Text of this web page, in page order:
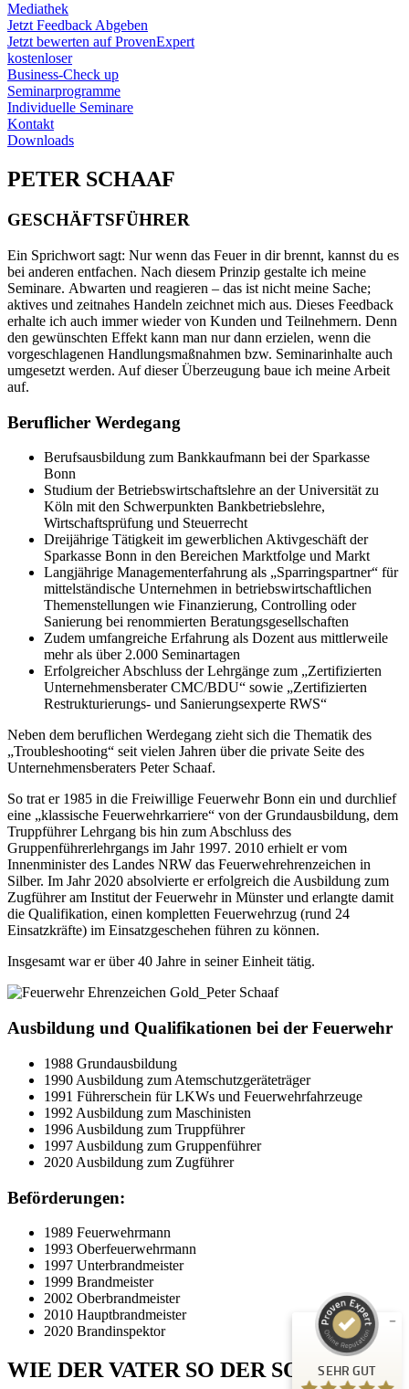
Mediathek
Jetzt Feedback Abgeben
Jetzt bewerten auf ProvenExpert
kostenloser
Business-Check up
Seminarprogramme
Individuelle Seminare
Kontakt
Downloads
PETER SCHAAF
GESCHÄFTSFÜHRER
Ein Sprichwort sagt: Nur wenn das Feuer in dir brennt, kannst du es
bei anderen entfachen. Nach diesem Prinzip gestalte ich meine
Seminare. Abwarten und reagieren – das ist nicht meine Sache;
aktives und zeitnahes Handeln zeichnet mich aus. Dieses Feedback
erhalte ich auch immer wieder von Kunden und Teilnehmern. Denn
den gewünschten Effekt kann man nur dann erzielen, wenn die
vorgeschlagenen Handlungsmaßnahmen bzw. Seminarinhalte auch
umgesetzt werden. Auf dieser Überzeugung baue ich meine Arbeit
auf.
Beruflicher Werdegang
Berufsausbildung zum Bankkaufmann bei der Sparkasse
Bonn
Studium der Betriebswirtschaftslehre an der Universität zu
Köln mit den Schwerpunkten Bankbetriebslehre,
Wirtschaftsprüfung und Steuerrecht
Dreijährige Tätigkeit im gewerblichen Aktivgeschäft der
Sparkasse Bonn in den Bereichen Marktfolge und Markt
Langjährige Managementerfahrung als „Sparringspartner“ für
mittelständische Unternehmen in betriebswirtschaftlichen
Themenstellungen wie Finanzierung, Controlling oder
Sanierung bei renommierten Beratungsgesellschaften
Zudem umfangreiche Erfahrung als Dozent aus mittlerweile
mehr als über 2.000 Seminartagen
Erfolgreicher Abschluss der Lehrgänge zum „Zertifizierten
Unternehmensberater CMC/BDU“ sowie „Zertifizierten
Restrukturierungs- und Sanierungsexperte RWS“
Neben dem beruflichen Werdegang zieht sich die Thematik des
„Troubleshooting“ seit vielen Jahren über die private Seite des
Unternehmensberaters Peter Schaaf.
So trat er 1985 in die Freiwillige Feuerwehr Bonn ein und durchlief
eine „klassische Feuerwehrkarriere“ von der Grundausbildung, dem
Truppführer Lehrgang bis hin zum Abschluss des
Gruppenführerlehrgangs im Jahr 1997. 2010 erhielt er vom
Innenminister des Landes NRW das Feuerwehrehrenzeichen in
Silber. Im Jahr 2020 absolvierte er erfolgreich die Ausbildung zum
Zugführer am Institut der Feuerwehr in Münster und erlangte damit
die Qualifikation, einen kompletten Feuerwehrzug (rund 24
Einsatzkräfte) im Einsatzgeschehen führen zu können.
Insgesamt war er über 40 Jahre in seiner Einheit tätig.
Ausbildung und Qualifikationen bei der Feuerwehr
1988 Grundausbildung
1990 Ausbildung zum Atemschutzgeräteträger
1991 Führerschein für LKWs und Feuerwehrfahrzeuge
1992 Ausbildung zum Maschinisten
1996 Ausbildung zum Truppführer
1997 Ausbildung zum Gruppenführer
2020 Ausbildung zum Zugführer
Beförderungen:
1989 Feuerwehrmann
1993 Oberfeuerwehrmann
1997 Unterbrandmeister
1999 Brandmeister
2002 Oberbrandmeister
2010 Hauptbrandmeister
2020 Brandinspektor
WIE DER VATER SO DER SOHNSEHR GUT
Empfehlungen auf
ProvenExpert.com
Bewertungen auf ProvenExpert.com